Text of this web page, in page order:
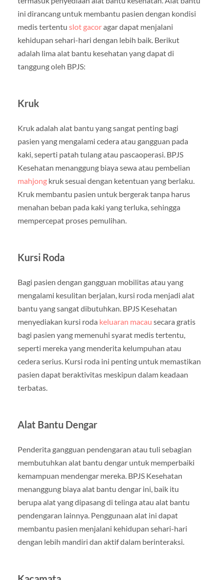
ini dirancang untuk membantu pasien dengan kondisi
medis tertentu slot gacoragar dapat menjalani
kehidupan sehari-hari dengan lebih baik. Berikut
adalah lima alat bantu kesehatan yang dapat di
tanggung oleh BPJS:
Kruk
Kruk adalah alat bantu yang sangat penting bagi
pasien yang mengalami cedera atau gangguan pada
kaki, seperti patah tulang atau pascaoperasi. BPJS
Kesehatan menanggung biaya sewa atau pembelian
mahjongkruk sesuai dengan ketentuan yang berlaku.
Kruk membantu pasien untuk bergerak tanpa harus
menahan beban pada kaki yang terluka, sehingga
mempercepat proses pemulihan.
Kursi Roda
Bagi pasien dengan gangguan mobilitas atau yang
mengalami kesulitan berjalan, kursi roda menjadi alat
bantu yang sangat dibutuhkan. BPJS Kesehatan
menyediakan kursi roda keluaran macau secara gratis
bagi pasien yang memenuhi syarat medis tertentu,
seperti mereka yang menderita kelumpuhan atau
cedera serius. Kursi roda ini penting untuk memastikan
pasien dapat beraktivitas meskipun dalam keadaan
terbatas.
Alat Bantu Dengar
Penderita gangguan pendengaran atau tuli sebagian
membutuhkan alat bantu dengar untuk memperbaiki
kemampuan mendengar mereka. BPJS Kesehatan
menanggung biaya alat bantu dengar ini, baik itu
berupa alat yang dipasang di telinga atau alat bantu
pendengaran lainnya. Penggunaan alat ini dapat
membantu pasien menjalani kehidupan sehari-hari
dengan lebih mandiri dan aktif dalam berinteraksi.